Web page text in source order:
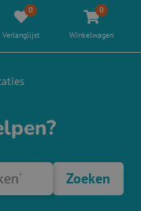
0
Verlanglijst
0
Winkelwagen